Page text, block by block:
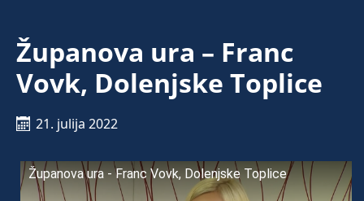
Županova ura – Franc
Vovk, Dolenjske Toplice
21. julija 2022
Županova ura - Franc Vovk, Dolenjske Toplice